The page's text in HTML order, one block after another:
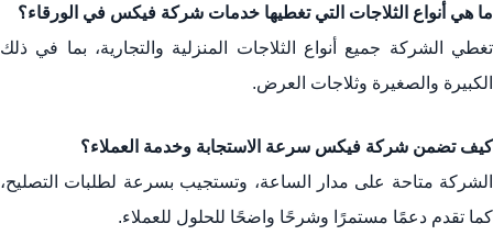
ما هي أنواع الثلاجات التي تغطيها خدمات شركة فيكس في الورقاء؟
تغطي الشركة جميع أنواع الثلاجات المنزلية والتجارية، بما في ذلك
الكبيرة والصغيرة وثلاجات العرض.
كيف تضمن شركة فيكس سرعة الاستجابة وخدمة العملاء؟
الشركة متاحة على مدار الساعة، وتستجيب بسرعة لطلبات التصليح،
كما تقدم دعمًا مستمرًا وشرحًا واضحًا للحلول للعملاء.